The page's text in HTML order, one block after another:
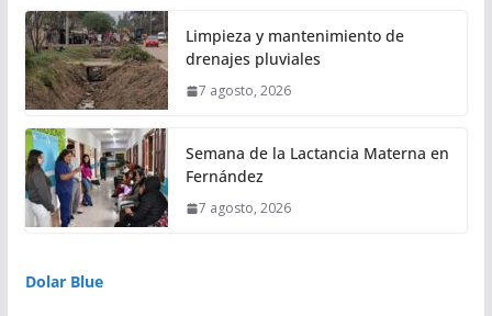
Limpieza y mantenimiento de
drenajes pluviales
7 agosto, 2026
Semana de la Lactancia Materna en
Fernández
7 agosto, 2026
Dolar Blue